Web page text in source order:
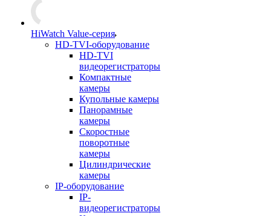
HiWatch Value-серия
HD-TVI-оборудование
HD-TVI
видеорегистраторы
Компактные
камеры
Купольные камеры
Панорамные
камеры
Скоростные
поворотные
камеры
Цилиндрические
камеры
IP-оборудование
IP-
видеорегистраторы